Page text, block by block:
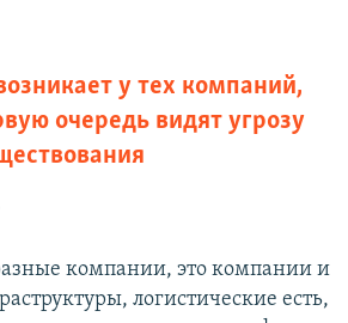
у тех компаний,
очередь видят угрозу
компании, это компании и
логистические есть,